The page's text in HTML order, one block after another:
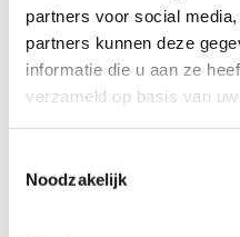
partners voor social
partners kunnen deze
informatie die u aan ze
verzameld op basis van
Noodzakelijk